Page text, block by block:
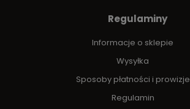
Regulaminy
Informacje o sklepie
Wysyłka
Sposoby płatności i prowizje
Regulamin